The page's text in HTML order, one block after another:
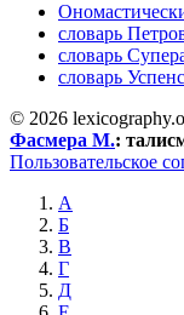
словарь
словарь
словарь
© 2026
Фасмера М.:
Пользовательское
А
Б
В
Г
Д